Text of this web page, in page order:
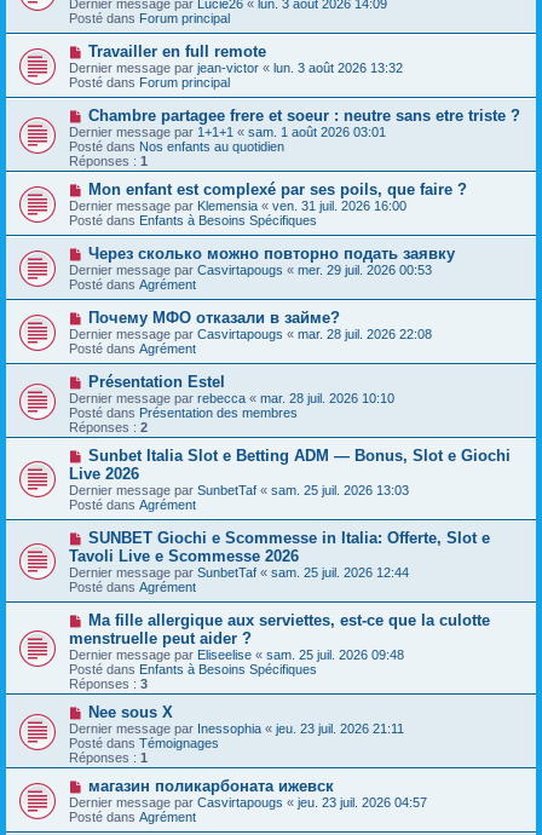
s
a
e
v
e
a
m
e
s
s
g
e
Dernier message par Lucie26 « lun. 3 août 2026 14:09
Posté dans Forum principal
N
o
u
v
a
u
m
e
s
a
g
e
Travailler en full remote
Dernier message par jean-victor « lun. 3 août 2026 13:32
Posté dans Forum principal
N
o
u
v
e
a
u
m
e
s
a
g
e
Chambre partagee frere et soeur : neutre sans etre triste ?
Dernier message par 1+1+1 « sam. 1 août 2026 03:01
Posté dans Nos enfants au quotidien
Réponses : 1
N
o
u
v
e
a
u
m
e
s
a
g
e
Mon enfant est complexé par ses poils, que faire ?
Dernier message par Klemensia « ven. 31 juil. 2026 16:00
Posté dans Enfants à Besoins Spécifiques
N
o
u
v
e
a
u
m
e
s
a
g
e
Через сколько можно повторно подать заявку
Dernier message par Casvirtapougs « mer. 29 juil. 2026 00:53
Posté dans Agrément
N
o
u
v
e
a
u
m
e
s
a
g
e
Почему МФО отказали в займе?
Dernier message par Casvirtapougs « mar. 28 juil. 2026 22:08
Posté dans Agrément
N
o
u
v
e
a
u
m
e
s
s
a
g
e
Présentation Estel
Dernier message par rebecca « mar. 28 juil. 2026 10:10
Posté dans Présentation des membres
Réponses : 2
N
u
v
e
a
u
m
e
s
a
g
e
Sunbet Italia Slot e Betting ADM — Bonus, Slot e Giochi
Live 2026
Dernier message par SunbetTaf « sam. 25 juil. 2026 13:03
Posté dans Agrément
N
u
v
e
a
m
e
s
s
a
g
e
SUNBET Giochi e Scommesse in Italia: Offerte, Slot e
Tavoli Live e Scommesse 2026
Dernier message par SunbetTaf « sam. 25 juil. 2026 12:44
Posté dans Agrément
N
u
v
e
a
u
m
e
s
s
g
e
Ma fille allergique aux serviettes, est-ce que la culotte
menstruelle peut aider ?
Dernier message par Eliseelise « sam. 25 juil. 2026 09:48
Posté dans Enfants à Besoins Spécifiques
Réponses : 3
N
o
u
v
e
a
u
m
e
Nee sous X
Dernier message par Inessophia « jeu. 23 juil. 2026 21:11
Posté dans Témoignages
Réponses : 1
N
o
u
v
магазин поликарбоната ижевск
Dernier message par Casvirtapougs « jeu. 23 juil. 2026 04:57
Posté dans Agrément